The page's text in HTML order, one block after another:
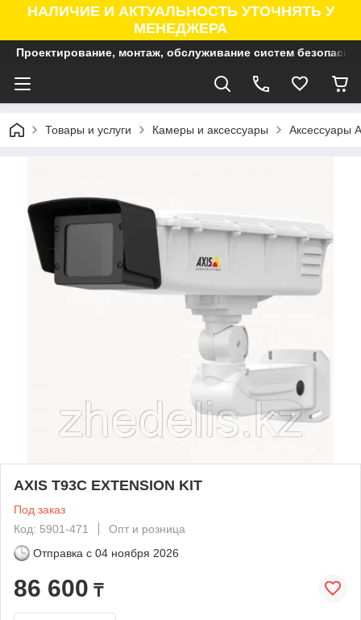
НАЛИЧИЕ И АКТУАЛЬНОСТЬ УТОЧНЯТЬ У
МЕНЕДЖЕРА
Проектирование, монтаж, обслуживание систем
Товары и услуги Камеры и аксессуары Аксессуары
AXIS T93C EXTENSION KIT
Под заказ
Код: 5901-471
Опт и розница
Отправка с 04 ноября 2026
86 600 ₸